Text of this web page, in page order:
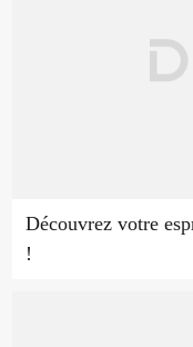
Découvrez votre
!